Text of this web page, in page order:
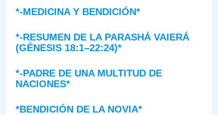
*-MEDICINA Y BENDICIÓN*
*-RESUMEN DE LA PARASHÁ VAIERÁ
(GÉNESIS 18:1–22:24)*
*-PADRE DE UNA MULTITUD DE
NACIONES*
*BENDICIÓN DE LA NOVIA*